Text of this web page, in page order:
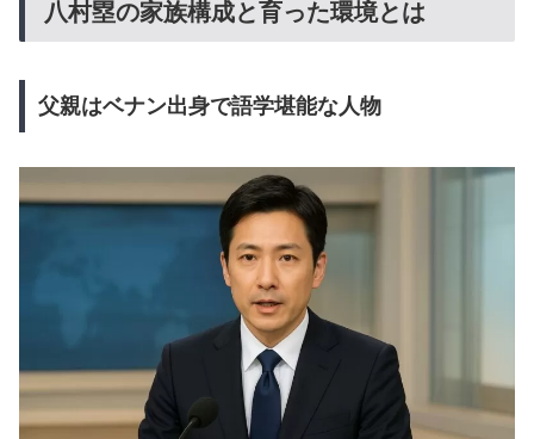
八村塁の家族構成と育った環境とは
父親はベナン出身で語学堪能な人物